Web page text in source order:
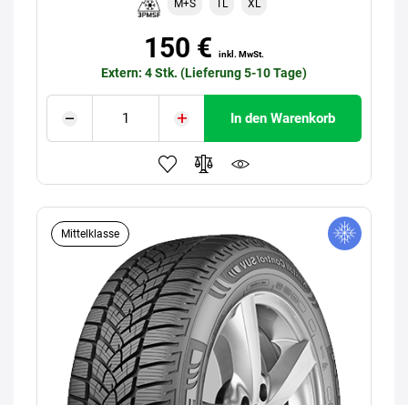
M+S XL
150 € inkl. MwSt.
Extern: 4 Stk. (Lieferung 5-10 Tage)
In den Warenkorb
Mittelklasse